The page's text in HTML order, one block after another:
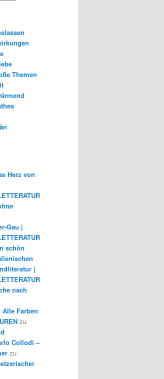
Themen
Herz von
Gau |
schön
|
nach
Farben
zu
Collodi –
zu